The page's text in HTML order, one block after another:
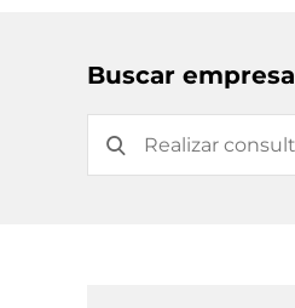
Buscar empresa